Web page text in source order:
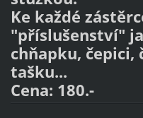
Ke každé
"příslušenství"
chňapku, čepici,
tašku...
Cena: 180.-